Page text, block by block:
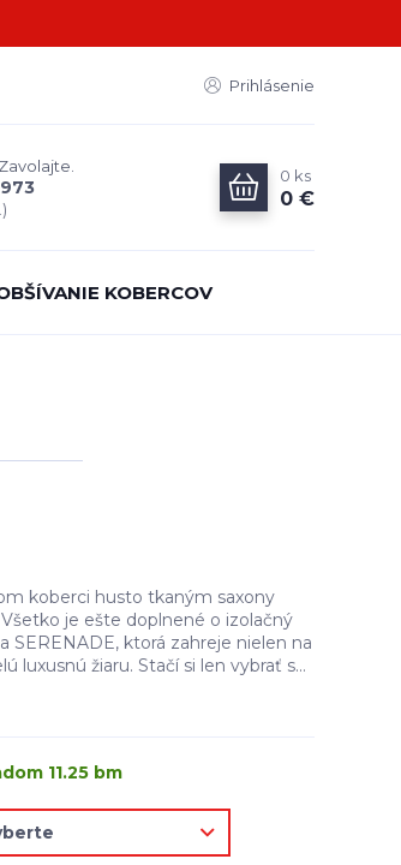
Prihlásenie
0 ks
0 €
KOBERCOV
koberci husto tkaným saxony
je ešte doplnené o izolačný
SERENADE, ktorá zahreje nielen na
luxusnú žiaru. Stačí si len vybrať s...
11.25 bm